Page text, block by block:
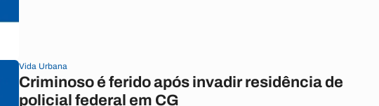
Vida Urbana
Criminoso é ferido após invadir residência de
policial federal em CG